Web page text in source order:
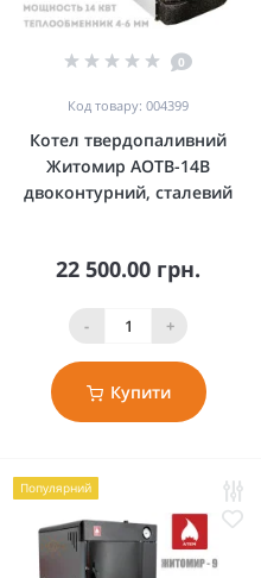
0
Код товару: 004399
Котел твердопаливний
Житомир АОТВ-14В
двоконтурний, сталевий
22 500.00 грн.
- +
Купити
Популярний